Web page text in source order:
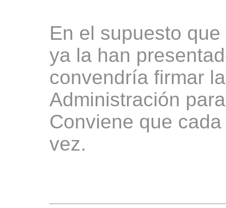
En el supuesto
ya la han
convendría firmar
Administración
Conviene que
vez.